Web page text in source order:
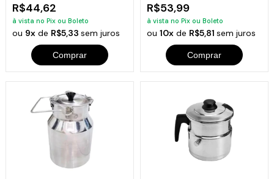
R$44,62
à vista no Pix ou Boleto
ou 9x de R$5,33sem juros
Comprar
R$53,99
à vista no Pix ou Boleto
ou 10xde R$5,81 sem juros
Comprar